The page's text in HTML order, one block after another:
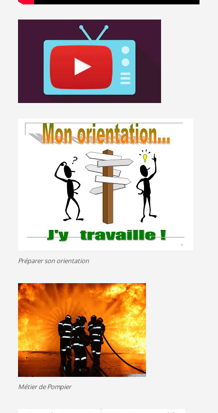
Préparer son orientation
Métier de Pompier